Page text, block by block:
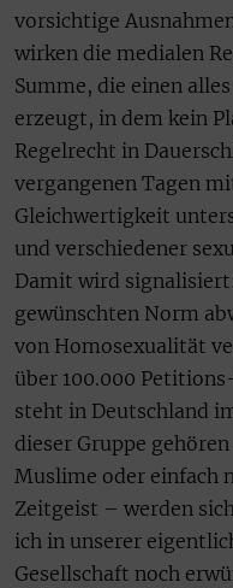
vorsichtige
wirken die medialen
Summe, die einen
erzeugt, in dem kein
Regelrecht in
vergangenen Tagen
Gleichwertigkeit
und verschiedener
Damit wird
gewünschten Norm
von Homosexualität
über 100.000
steht in Deutschland
dieser Gruppe
Muslime oder einfach
Zeitgeist – werden
ich in unserer
Gesellschaft noch